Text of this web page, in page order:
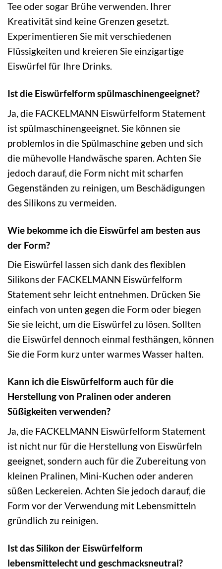
Tee oder sogar Brühe verwenden. Ihrer
Kreativität sind keine Grenzen gesetzt.
Experimentieren Sie mit verschiedenen
Flüssigkeiten und kreieren Sie einzigartige
Eiswürfel für Ihre Drinks.
Ist die Eiswürfelform spülmaschinengeeignet?
Ja, die FACKELMANN Eiswürfelform Statement
ist spülmaschinengeeignet. Sie können sie
problemlos in die Spülmaschine geben und sich
die mühevolle Handwäsche sparen. Achten Sie
jedoch darauf, die Form nicht mit scharfen
Gegenständen zu reinigen, um Beschädigungen
des Silikons zu vermeiden.
Wie bekomme ich die Eiswürfel am besten aus
der Form?
Die Eiswürfel lassen sich dank des flexiblen
Silikons der FACKELMANN Eiswürfelform
Statement sehr leicht entnehmen. Drücken Sie
einfach von unten gegen die Form oder biegen
Sie sie leicht, um die Eiswürfel zu lösen. Sollten
die Eiswürfel dennoch einmal festhängen, können
Sie die Form kurz unter warmes Wasser halten.
Kann ich die Eiswürfelform auch für die
Herstellung von Pralinen oder anderen
Süßigkeiten verwenden?
Ja, die FACKELMANN Eiswürfelform Statement
ist nicht nur für die Herstellung von Eiswürfeln
geeignet, sondern auch für die Zubereitung von
kleinen Pralinen, Mini-Kuchen oder anderen
süßen Leckereien. Achten Sie jedoch darauf, die
Form vor der Verwendung mit Lebensmitteln
gründlich zu reinigen.
Ist das Silikon der Eiswürfelform
lebensmittelecht und geschmacksneutral?